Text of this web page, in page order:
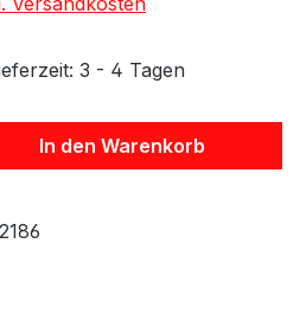
3 - 4 Tagen
Gib den
In den Warenkorb